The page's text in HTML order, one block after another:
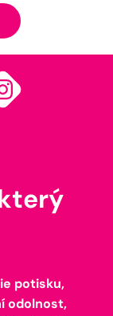
potisku,
odolnost,